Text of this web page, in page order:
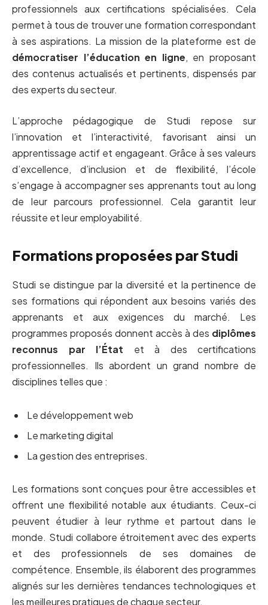
professionnels aux certifications spécialisées. Cela
permet à tous de trouver une formation correspondant
à ses aspirations. La mission de la plateforme est de
démocratiser l’éducation en ligne, en proposant
des contenus actualisés et pertinents, dispensés par
des experts du secteur.
L’approche pédagogique de Studi repose sur
l’innovation et l’interactivité, favorisant ainsi un
apprentissage actif et engageant. Grâce à ses valeurs
d’excellence, d’inclusion et de flexibilité, l’école
s’engage à accompagner ses apprenants tout au long
de leur parcours professionnel. Cela garantit leur
réussite et leur employabilité.
Formations proposées par Studi
Studi se distingue par la diversité et la pertinence de
ses formations qui répondent aux besoins variés des
apprenants et aux exigences du marché. Les
programmes proposés donnent accès à des diplômes
reconnus par l’État et à des certifications
professionnelles. Ils abordent un grand nombre de
disciplines telles que :
Le développement web
Le marketing digital
La gestion des entreprises.
Les formations sont conçues pour être accessibles et
offrent une flexibilité notable aux étudiants. Ceux-ci
peuvent étudier à leur rythme et partout dans le
monde. Studi collabore étroitement avec des experts
et des professionnels de ses domaines de
compétence. Ensemble, ils élaborent des programmes
alignés sur les dernières tendances technologiques et
les meilleures pratiques de chaque secteur.